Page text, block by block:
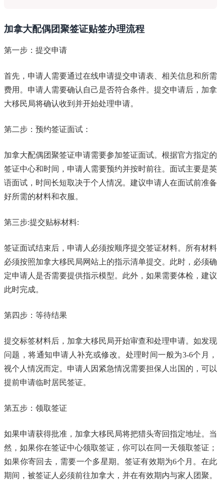
加拿大配偶团聚签证贴签办理流程
第一步：提交申请
首先，申请人需要通过在线申请提交申请表、相关信息和所需
费用。申请人需要确认自己是否符合条件。提交申请后，加拿
大移民局将确认收到并开始处理申请。
第二步：预约签证面试：
加拿大配偶团聚签证申请需要参加签证面试。根据官方指定的
签证中心和时间，申请人需要预约并按时前往。面试主要是英
语面试，时间长短取决于个人情况。建议申请人在面试前准备
好所需的材料和衣服。
第三步:提交贴标材料:
签证面试结束后，申请人必须按顺序提交签证材料。所有材料
必须按照加拿大移民局网站上的指示清单提交。此时，必须确
定申请人是否需要提供指示模型。此外，如果需要体检，建议
此时完成。
第四步：等待结果
提交标签材料后，加拿大移民局开始审查和处理申请。如发现
问题，将通知申请人补充或修改。处理时间一般为3-6个月，
视个人情况而定。申请人因紧急情况需要担保人出国的，可以
提前申请临时居民签证。
第五步：领取签证
如果申请获得批准，加拿大移民局将把猎头寄回指定地址。当
然，如果你在签证中心领取签证，你可以在同一天领取签证；
如果你寄回去，需要一个多星期。签证有效期为6个月。在此
期间，被签证人必须前往加拿大，并在有效期内与家人团聚。